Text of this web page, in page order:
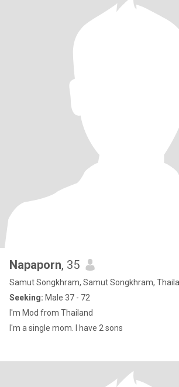
Napaporn, 35
Samut Songkhram, Samut Songkhram,
Seeking: Male 37 - 72
I'm Mod from Thailand
I'm a single mom. I have 2 sons